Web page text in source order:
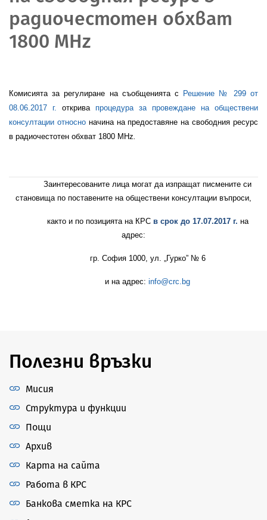
радиочестотен обхват
1800 MHz
Комисията за регулиране на съобщенията с
Решение № 299 от
08.06.2017 г.
открива процедура за провеждане на обществени
консултации относно начина на предоставяне на свободния ресурс
в радиочестотен обхват 1800 MHz
Заинтересованите лица могат да изпращат писмените си
становища по поставените на обществени консултации въпроси,
както и по позицията на КРС в срок до 17.07.2017 г. на
адрес:
гр. София 1000, ул. „Гурко” № 6
и на адрес:info@crc.bg
Полезни връзки
Мисия
Структура и функции
Пощи
Архив
Карта на сайта
Работа в КРС
Банкова сметка на КРС